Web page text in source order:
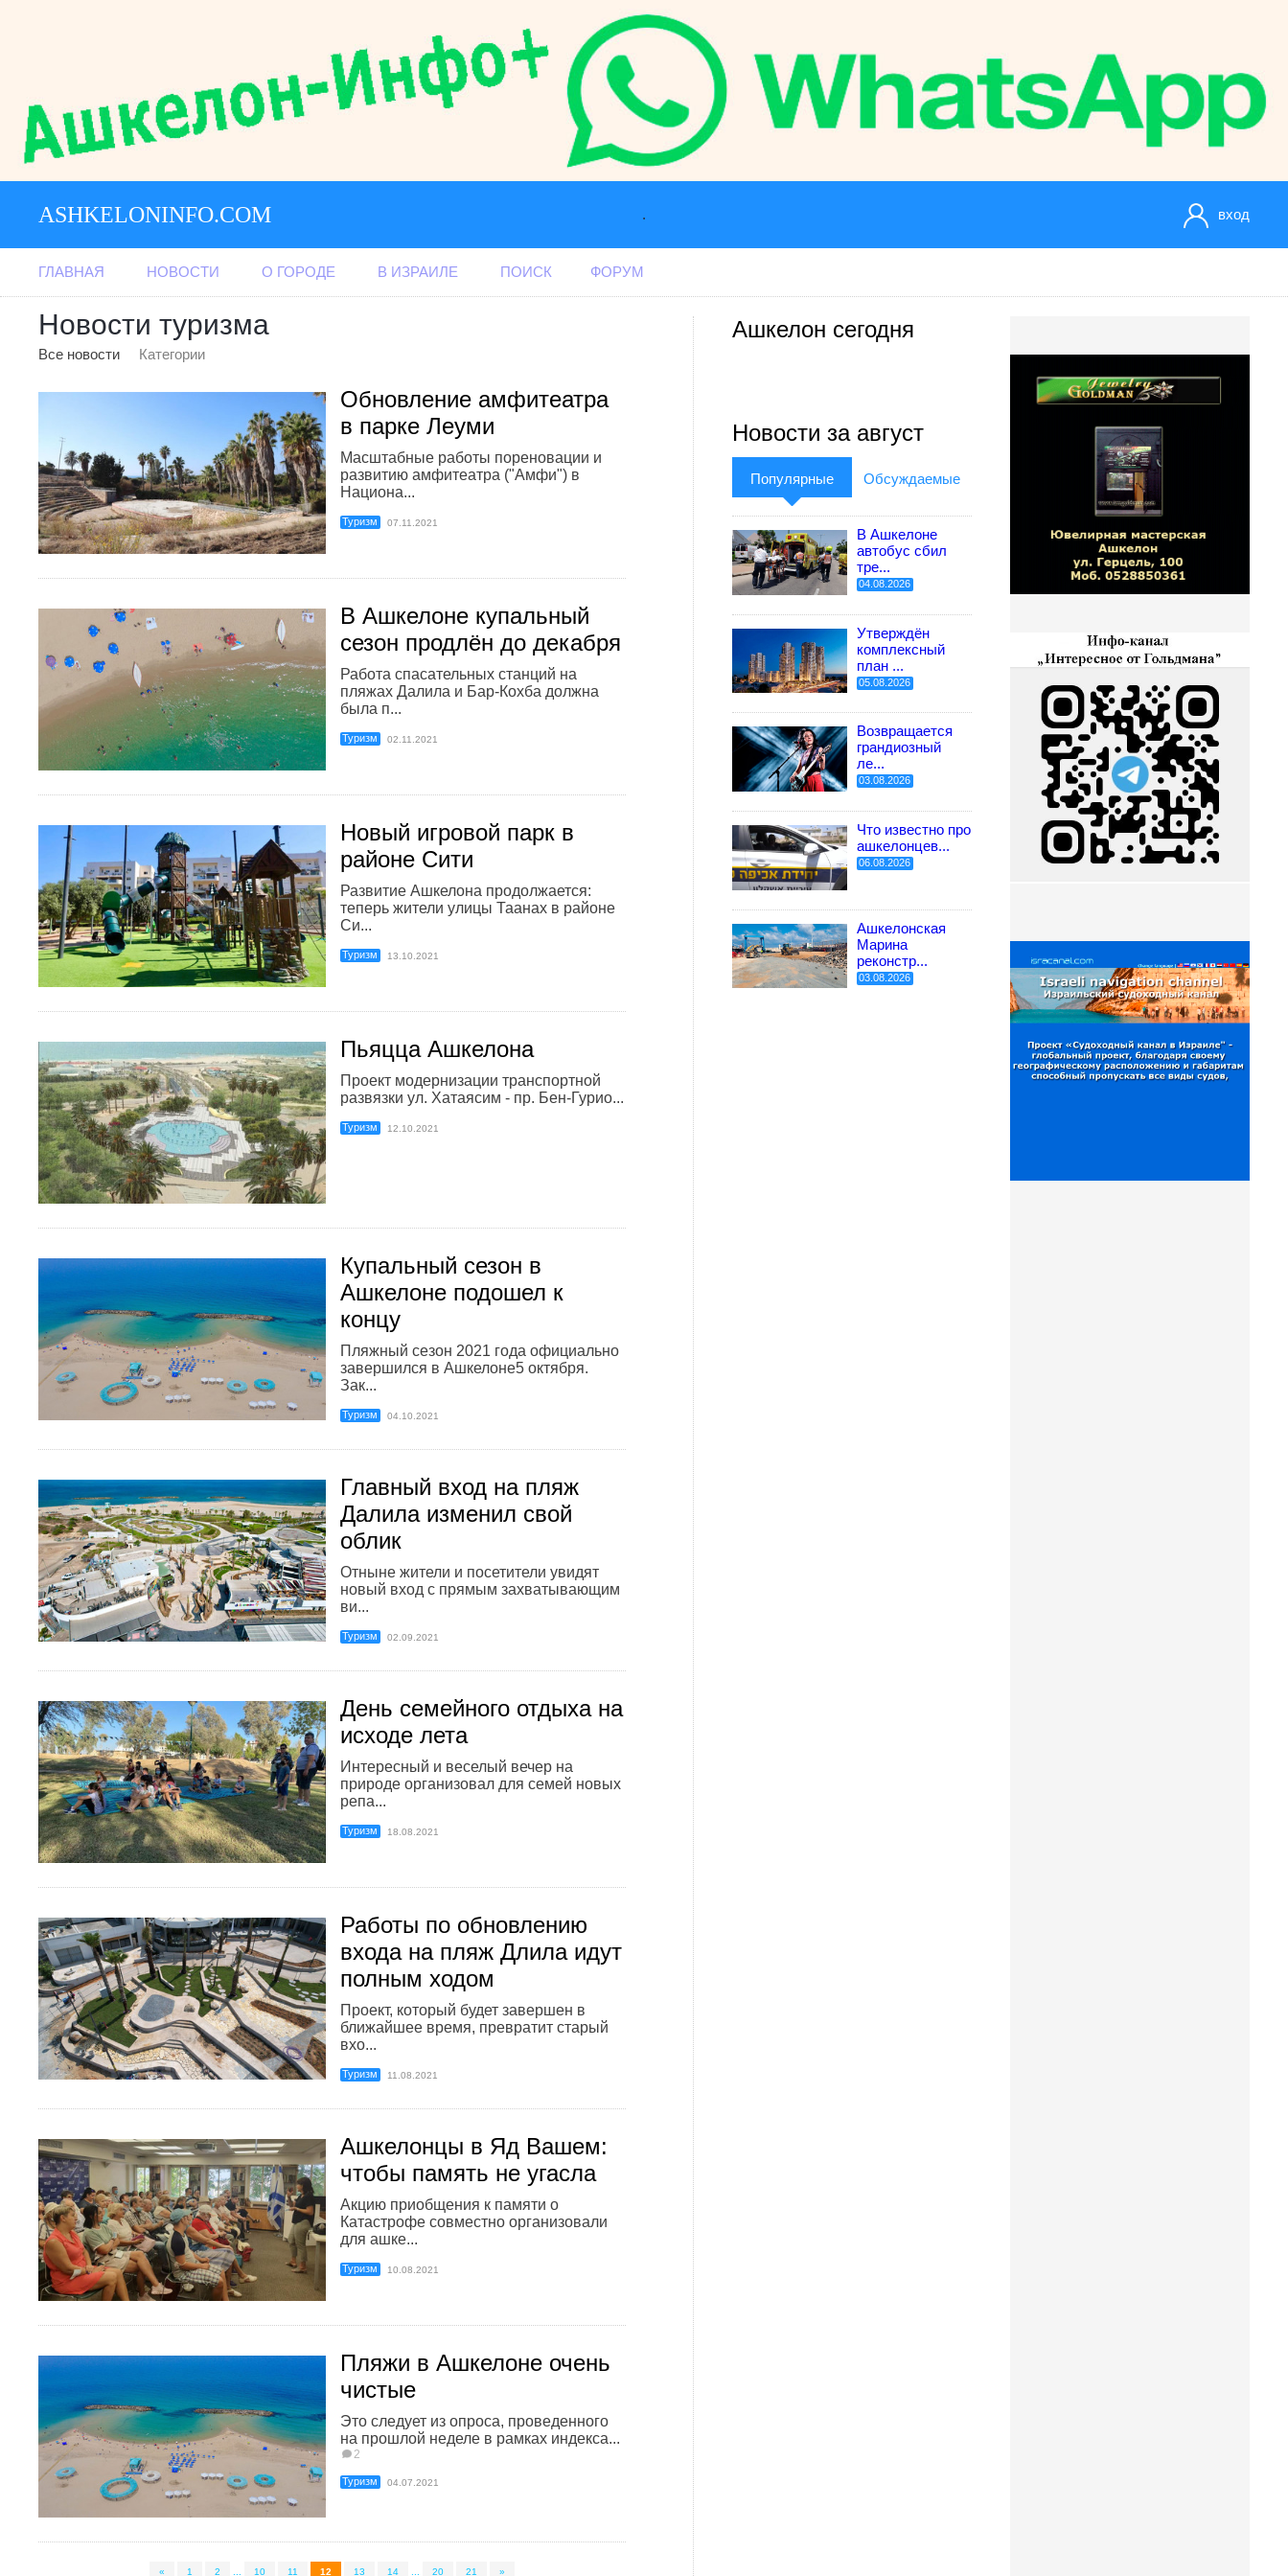
ASHKELONINFO.COM . вход
ГЛАВНАЯ НОВОСТИ О ГОРОДЕ В ИЗРАИЛЕ ПОИСК ФОРУМ
Новости туризма
Все новости Категории
Обновление амфитеатра
в парке Леуми
Масштабные работы пореновации и
развитию амфитеатра ("Амфи") в
Национа...
Туризм 07.11.2021
В Ашкелоне купальный
сезон продлён до декабря
Работа спасательных станций на
пляжах Далила и Бар-Кохба должна
была п...
Туризм 02.11.2021
Новый игровой парк в
районе Сити
Развитие Ашкелона продолжается:
теперь жители улицы Таанах в районе
Си...
Туризм 13.10.2021
Пьяцца Ашкелона
Проект модернизации транспортной
развязки ул. Хатаясим - пр. Бен-Гурио...
Туризм 12.10.2021
Купальный сезон в
Ашкелоне подошел к
концу
Пляжный сезон 2021 года официально
завершился в Ашкелоне5 октября.
Зак...
Туризм 04.10.2021
Главный вход на пляж
Далила изменил свой
облик
Отныне жители и посетители увидят
новый вход с прямым захватывающим
ви...
Туризм 02.09.2021
День семейного отдыха на
исходе лета
Интересный и веселый вечер на
природе организовал для семей новых
репа...
Туризм 18.08.2021
Работы по обновлению
входа на пляж Длила идут
полным ходом
Проект, который будет завершен в
ближайшее время, превратит старый
вхо...
Туризм 11.08.2021
Ашкелонцы в Яд Вашем:
чтобы память не угасла
Акцию приобщения к памяти о
Катастрофе совместно организовали
для ашке...
Туризм 10.08.2021
Пляжи в Ашкелоне очень
чистые
Это следует из опроса, проведенного
на прошлой неделе в рамках индекса...
2
Туризм 04.07.2021
« 1 2 10 11 12 13 14 20 21 »
Ашкелон сегодня
Новости за август
Популярные Обсуждаемые
В Ашкелоне
автобус сбил
тре...
04.08.2026
Утверждён
комплексный
план ...
05.08.2026
Возвращается
грандиозный
ле...
03.08.2026
Что известно про
ашкелонцев...
06.08.2026
Ашкелонская
Марина
реконстр...
03.08.2026